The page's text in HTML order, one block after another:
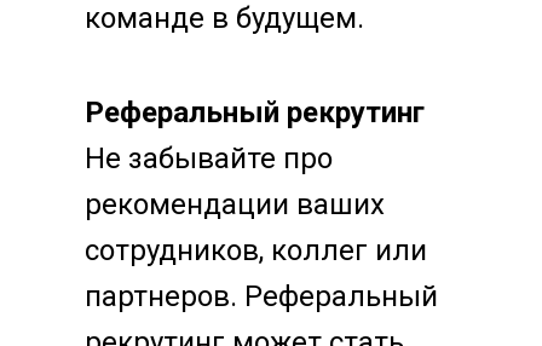
команде в будущем.
Реферальный рекрутинг
Не забывайте про
рекомендации ваших
сотрудников, коллег или
партнеров. Реферальный